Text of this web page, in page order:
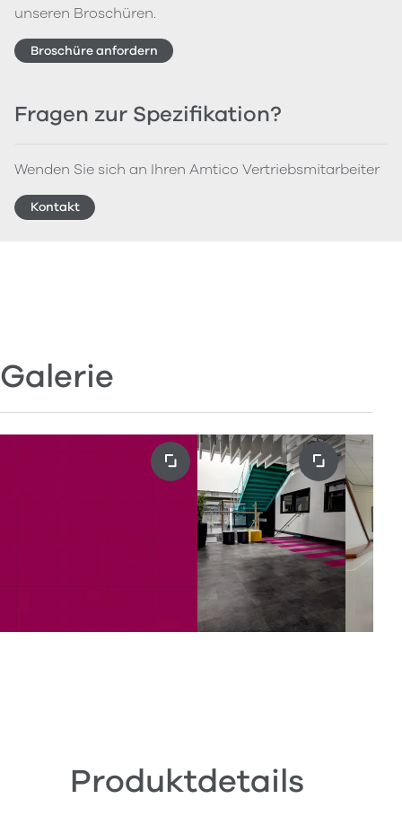
unseren Broschüren.
Broschüre anfordern
Fragen zur Spezifikation?
Wenden Sie sich an Ihren Amtico Vertriebsmitarbeiter
Kontakt
Galerie
Produktdetails